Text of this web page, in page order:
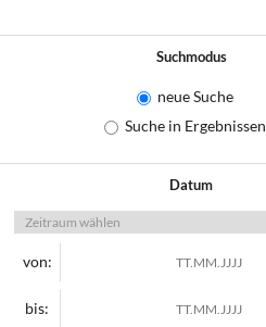
Suchmodus
neue Suche
Suche in Ergebnissen
Datum
von:
bis: